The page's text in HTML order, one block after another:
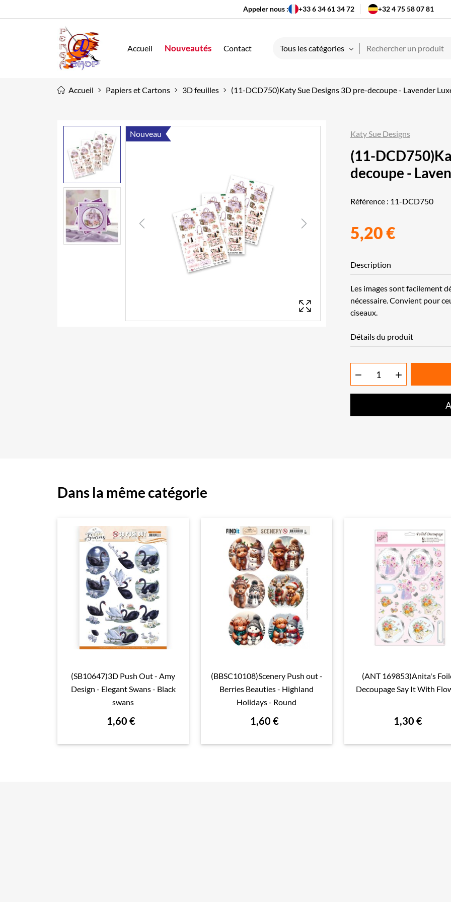
Appeler nous : +33 6 34 61 34 72 +32 4 75 58 07 81
Accueil Nouveautés Contact Tous les catégories
Accueil Papiers et Cartons 3D feuilles (11-DCD750)Katy Sue Designs 3D pre-decoupe - Lavender
Nouveau
Previous Next
Katy Sue Designs
(11-
decoupe -
Référence : 11-DCD750
5,20 €
Description
Les images sont facilement
nécessaire. Convient pour
ciseaux.
Détails du produit
 
Dans la même catégorie
 Aperçu rapide
(SB10647)3D Push Out - Amy
Design - Elegant Swans - Black
swans
1,60 €
 Aperçu rapide
(BBSC10108)Scenery Push out -
Berries Beauties - Highland
Holidays - Round
1,60 €
 Aperçu rapide
(ANT 169853)Anita's
Decoupage Say It With
1,30 €